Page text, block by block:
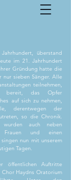
überstand
im 21. Jahrhundert
Gründung hatte die
nur sieben Sänger. Alle
teilnehmen,
bereit, das Opfer
auf sich zu nehmen,
derentwegen der
so die Chronik.
auch neben
Frauen und einen
nun mit unserem
Tagen.
öffentlichen Auftritte
Chor Haydns Oratorium